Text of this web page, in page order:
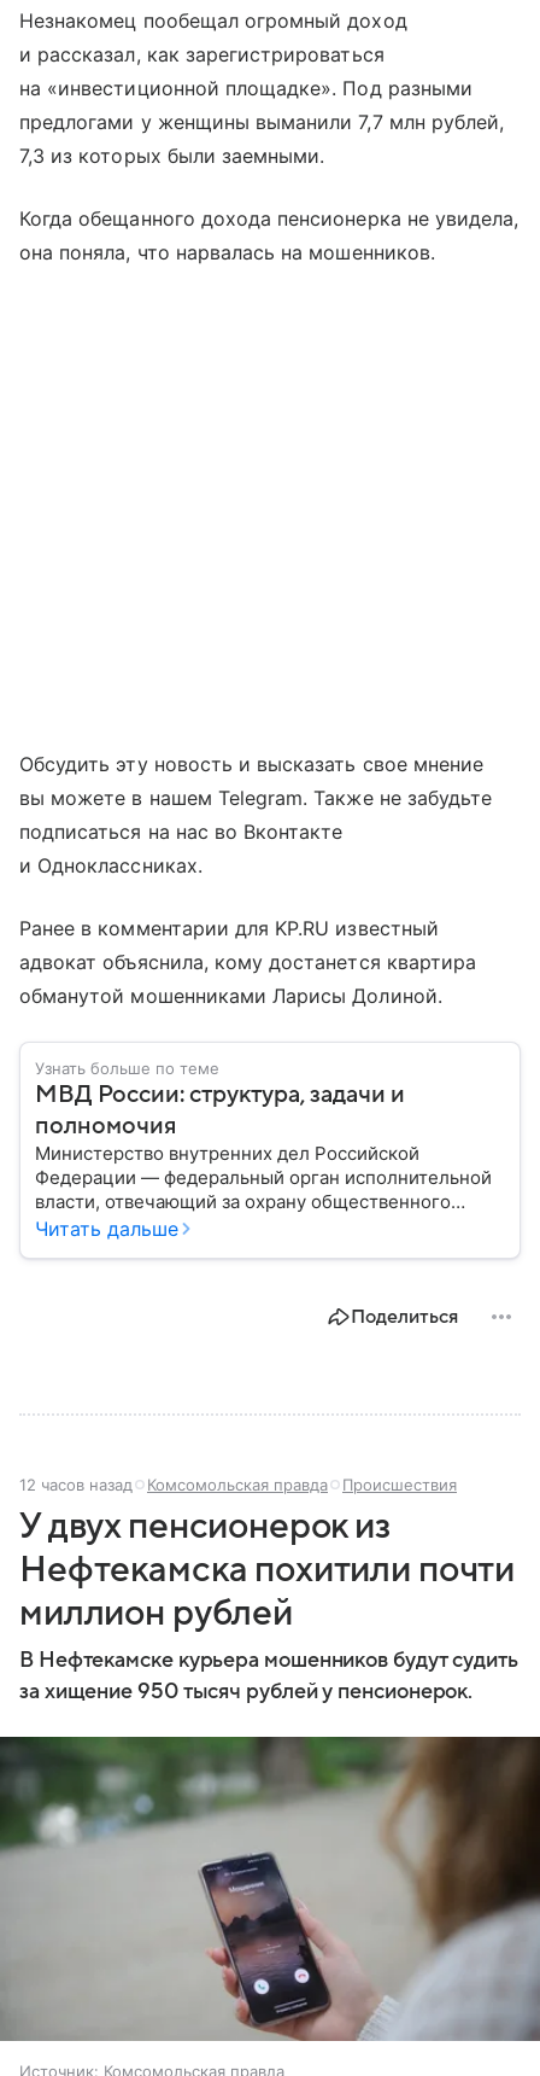
Незнакомец пообещал огромный доход
и рассказал, как зарегистрироваться
на «инвестиционной площадке». Под разными
предлогами у женщины выманили 7,7 млн рублей,
7,3 из которых были заемными.
Когда обещанного дохода пенсионерка не увидела,
она поняла, что нарвалась на мошенников.
Обсудить эту новость и высказать свое мнение
вы можете в нашем Telegram. Также не забудьте
подписаться на нас во Вконтакте
и Одноклассниках.
Ранее в комментарии для KP.RU известный
адвокат объяснила, кому достанется квартира
обманутой мошенниками Ларисы Долиной.
Узнать больше по теме
МВД России: структура, задачи и
полномочия
Министерство внутренних дел Российской
Федерации — федеральный орган исполнительной
власти, отвечающий за охрану общественного
порядка, борьбу с преступностью, обеспечение
России, какие задачи выполняет министерство, как
Читать дальше
Поделиться
12 часов назад Комсомольская правда Происшествия
У двух пенсионерок из
Нефтекамска похитили почти
миллион рублей
В Нефтекамске курьера мошенников будут судить
за хищение 950 тысяч рублей у пенсионерок.
Источник: Комсомольская правда